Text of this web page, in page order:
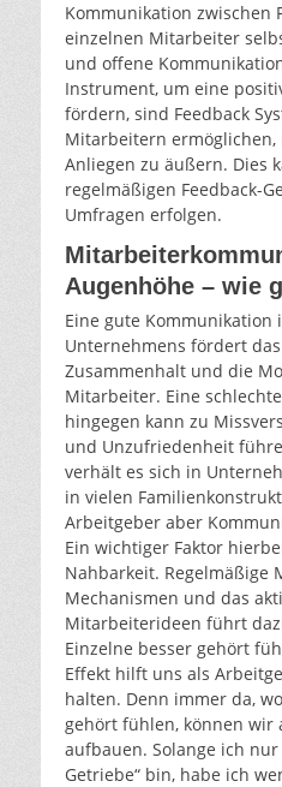
Kommunikation zwischen
einzelnen Mitarbeiter
und offene
Instrument, um eine
fördern, sind Feedback
Mitarbeitern
Anliegen zu äußern. Dies
regelmäßigen Feedback-
Umfragen erfolgen.
Augenhöhe – wie
Eine gute Kommunikation
Unternehmens fördert
Zusammenhalt und die
Mitarbeiter. Eine
hingegen kann zu
und Unzufriedenheit
verhält es sich in
in vielen
Arbeitgeber aber
Ein wichtiger Faktor
Nahbarkeit. Regelmäßige
Mechanismen und das
Mitarbeiterideen führt
Einzelne besser gehört
Effekt hilft uns als
halten. Denn immer da,
gehört fühlen, können wir
aufbauen. Solange ich nur
Getriebe“ bin, habe ich